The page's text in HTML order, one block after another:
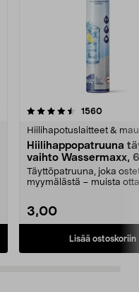
1560
Hiilihapotuslaitteet &
Hiilihappopatruuna
vaihto Wassermaxx,
Täyttöpatruuna, joka
myymälästä – muista
3,00
Lisää ostoskoriin
4.5viidestä